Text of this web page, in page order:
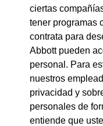
ciertas
tener programas
contrata para
Abbott pueden
personal. Para
nuestros
privacidad y
personales de
entiende que